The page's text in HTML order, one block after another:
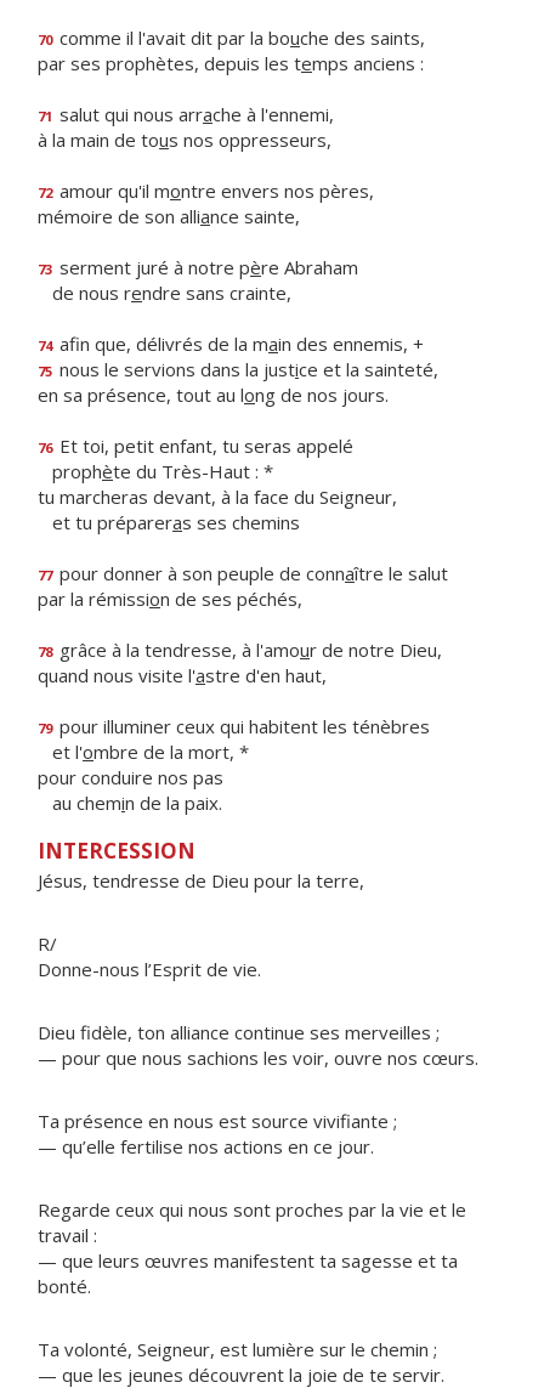
70 comme il l'avait dit par la bouche des saints,
par ses prophètes, depuis les temps anciens :
71 salut qui nous arrache à l'ennemi,
à la main de tous nos oppresseurs,
72 amour qu'il montre envers nos pères,
mémoire de son alliance sainte,
73 serment juré à notre père Abraham
de nous rendre sans crainte,
74 afin que, délivrés de la main des ennemis, +
75 nous le servions dans la justice et la sainteté,
en sa présence, tout au long de nos jours.
76 Et toi, petit enfant, tu seras appelé
prophète du Très-Haut : *
tu marcheras devant, à la face du Seigneur,
et tu prépareras ses chemins
77 pour donner à son peuple de connaître le salut
par la rémission de ses péchés,
78 grâce à la tendresse, à l'amour de notre Dieu,
quand nous visite l'astre d'en haut,
79 pour illuminer ceux qui habitent les ténèbres
et l'ombre de la mort, *
pour conduire nos pas
au chemin de la paix.
INTERCESSION
Jésus, tendresse de Dieu pour la terre,
R/
Donne-nous l’Esprit de vie.
Dieu fidèle, ton alliance continue ses merveilles ;
— pour que nous sachions les voir, ouvre nos cœurs.
Ta présence en nous est source vivifiante ;
— qu’elle fertilise nos actions en ce jour.
Regarde ceux qui nous sont proches par la vie et le
travail :
— que leurs œuvres manifestent ta sagesse et ta
bonté.
Ta volonté, Seigneur, est lumière sur le chemin ;
— que les jeunes découvrent la joie de te servir.